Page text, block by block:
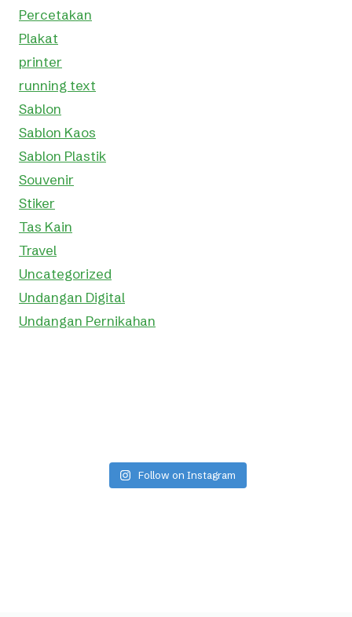
Percetakan
Plakat
printer
running text
Sablon
Sablon Kaos
Sablon Plastik
Souvenir
Stiker
Tas Kain
Travel
Uncategorized
Undangan Digital
Undangan Pernikahan
Follow on Instagram